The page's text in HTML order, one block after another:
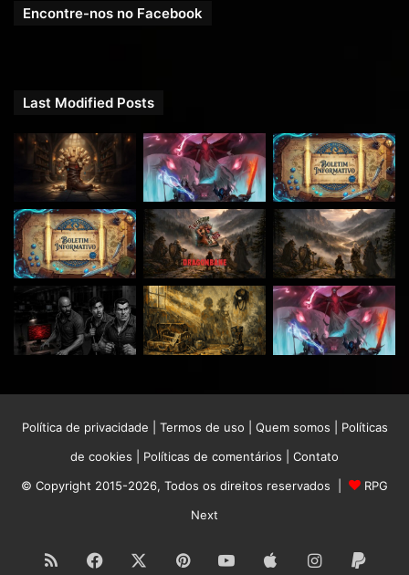
Encontre-nos no Facebook
Last Modified Posts
Política de privacidade Termos de uso Quem somos
Políticas
de cookies
Políticas de comentários
Contato
© Copyright 2015-2026, Todos os direitos reservados |
RPG
Next
RSS Facebook PinterestYouTubeAppleInstagram